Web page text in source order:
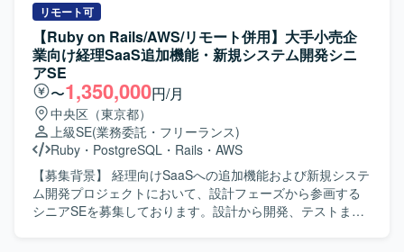
程を担当できるため、要件定義から実装・テストまで一貫
した経験を積むことができ、アーキテクチャ選定やパフォ
ーマンス改善など技術的な意思決定にも主体的に関わるこ
とができます。若手メンバーの多いチームを率いる経験を
通じて、技術的リードやチームビルディングのスキルも磨
いていただけます。 【開発環境】 バックエンドはRuby、
Ruby on Railsを中心とし、フロントエンドには
TypeScript、React.js、Jest、CodeceptJS、Playwright、
Storybookなどを活用しております。インフラは
AWS（ALB、Fargate、Aurora、S3、Lambda、
CloudFront、ElastiCache、WAFなど）上に構築されてお
り、Dockerを使用したコンテナ環境で運用しております。
テナビリティ分野（環境問題、食・農の課題解決）への興
味・関心をお持ちの方を歓迎いたします。 【ポジションの
魅力】 環境負荷可視化という社会的意義の高い領域で、自
社SaaSプロダクトのAIツール開発にフルスタックで関わる
ことができます。スタートアップならではのスピード感の
中で、クライアントの声を直接プロダクトに反映させる経
験を積むことができ、GCP（Vertex AI等）や最新のAIコー
ディングツールを活用した先進的な開発に携わることがで
きます。 【開発環境】 フロントエンドはVue.js 3系および
Nuxt.js 3系、バックエンドはRuby 3系およびRuby on Rails
7系を利用しています。DBはMySQL 8系、コンテナは
Dockerを使用しています。インフラはAWS（EC2, Aurora,
Codeを利用し、バグやセキュリティインシデントの抽出お
よび改修を実施していただきます。アジャイル開発手法を
用いて開発を推進していただきます。 【求める人物像】 現
場優先で物事を考えられるマインドをお持ちの方を求めて
おります。協調性や積極性があり、コミュニケーションを
取りながら開発を進めていただける方です。 【ポジション
の魅力】 AI駆動による効率的な開発を経験することがで
き、Cloude Codeを活用したバグやセキュリティインシデ
ント対応に携わることで、高度な開発スキルやセキュリテ
ィに関する知見を深めていただけます。 【開発環境】 アジ
ャイル開発手法を用いた環境で、AWSなどのインフラやAI
駆動の技術を活用して開発を行っていただきます。
リモート可
【Ruby on Rails/AWS/リモート併用】大手小売企
業向け経理SaaS追加機能・新規システム開発シニ
アSE
〜1,350,000円/月
中央区（東京都）
上級SE(業務委託・フリーランス)
Ruby ・ PostgreSQL ・ Rails ・ AWS
【募集背景】 経理向けSaaSへの追加機能および新規システ
ム開発プロジェクトにおいて、設計フェーズから参画する
シニアSEを募集しております。設計から開発、テストまで